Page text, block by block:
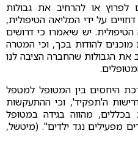
לפרוץ או להרחיב את גבולות
על ידי המליאה הטיפולית,
יש שיאמרו כי דרושים
להודות בכך, וכי המטרה
את הגבולות שהחברה הציבה לנו
היחסים בין המטופל למטפל
ה'תפקיד', וכי ההתעקשות
מהווה בגידה במטופל
מפעילים נגד ילדים". (מיטשל,